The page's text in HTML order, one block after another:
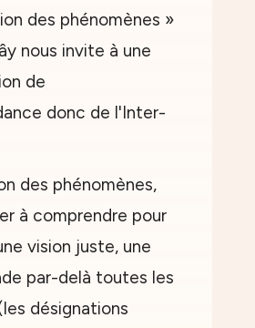
des phénomènes »
nous invite à une
de
donc de l'Inter-
des phénomènes,
à comprendre pour
vision juste, une
par-delà toutes les
désignations